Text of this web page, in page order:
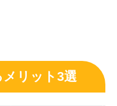
リット3選